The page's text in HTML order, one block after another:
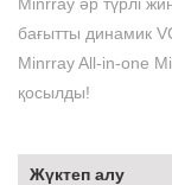
бағытты динамик
Minrray All-in-one
қосылды!
Жүктеп алу